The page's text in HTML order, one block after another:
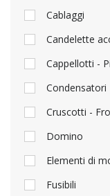
Cablaggi
Candelette
Cappellotti -
Condensatori
Cruscotti -
Domino
Elementi di
Fusibili